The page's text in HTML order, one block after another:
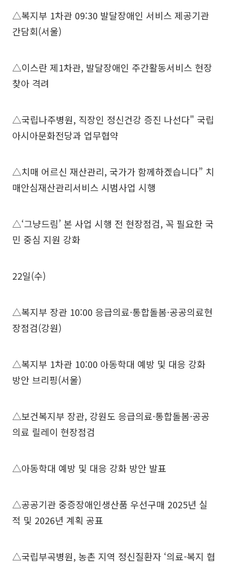
△복지부 1차관 09:30 발달장애인 서비스 제공기관
간담회(서울)
△이스란 제1차관, 발달장애인 주간활동서비스 현장
찾아 격려
△국립나주병원, 직장인 정신건강 증진 나선다" 국립
아시아문화전당과 업무협약
△치매 어르신 재산관리, 국가가 함께하겠습니다” 치
매안심재산관리서비스 시범사업 시행
△‘그냥드림’ 본 사업 시행 전 현장점검, 꼭 필요한 국
민 중심 지원 강화
22일(수)
△복지부 장관 10:00 응급의료·통합돌봄·공공의료현
장점검(강원)
△복지부 1차관 10:00 아동학대 예방 및 대응 강화
방안 브리핑(서울)
△보건복지부 장관, 강원도 응급의료·통합돌봄·공공
의료 릴레이 현장점검
△아동학대 예방 및 대응 강화 방안 발표
△공공기관 중증장애인생산품 우선구매 2025년 실
적 및 2026년 계획 공표
△국립부곡병원, 농촌 지역 정신질환자 ‘의료-복지 협